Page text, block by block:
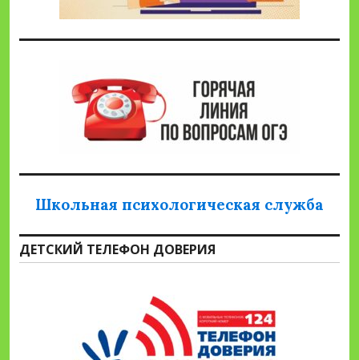
Школьная психологическая служба
ДЕТСКИЙ ТЕЛЕФОН ДОВЕРИЯ